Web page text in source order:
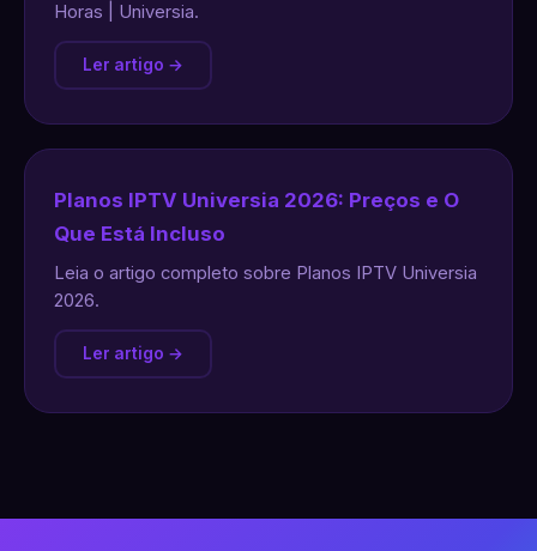
Horas | Universia.
Ler artigo →
Planos IPTV Universia 2026: Preços e O
Que Está Incluso
Leia o artigo completo sobre Planos IPTV Universia
2026.
Ler artigo →